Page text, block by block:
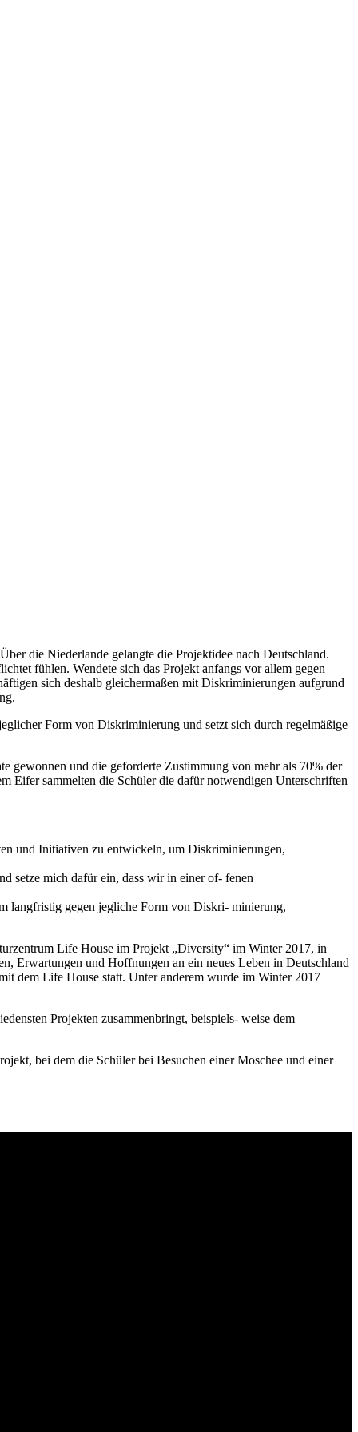
die Niederlande gelangte die Projektidee nach Deutschland.
fühlen. Wendete sich das Projekt anfangs vor allem gegen
sich deshalb gleichermaßen mit Diskriminierungen aufgrund
Form von Diskriminierung und setzt sich durch regelmäßige
gewonnen und die geforderte Zustimmung von mehr als 70% der
Eifer sammelten die Schüler die dafür notwendigen Unterschriften
und Initiativen zu entwickeln, um Diskriminierungen,
setze mich dafür ein, dass wir in einer of- fenen
langfristig gegen jegliche Form von Diskri- minierung,
Life House im Projekt „Diversity“ im Winter 2017, in
Erwartungen und Hoffnungen an ein neues Leben in Deutschland
dem Life House statt. Unter anderem wurde im Winter 2017
Projekten zusammenbringt, beispiels- weise dem
bei dem die Schüler bei Besuchen einer Moschee und einer